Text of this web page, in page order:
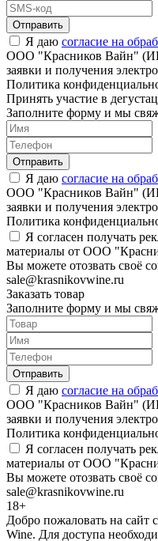
Отправить
Я даю согласие на
ООО "Красников Вайн"
заявки и получения
Политика
Принять участие в
Заполните форму и мы
Отправить
Я даю согласие на
ООО "Красников Вайн"
заявки и получения
Политика
Я согласен получать
материалы от ООО
Вы можете отозвать своё
sale@krasnikovwine.ru
Заказать товар
Заполните форму и мы
Отправить
Я даю согласие на
ООО "Красников Вайн"
заявки и получения
Политика
Я согласен получать
материалы от ООО
Вы можете отозвать своё
sale@krasnikovwine.ru
18+
Добро пожаловать на сайт
Wine. Для доступа